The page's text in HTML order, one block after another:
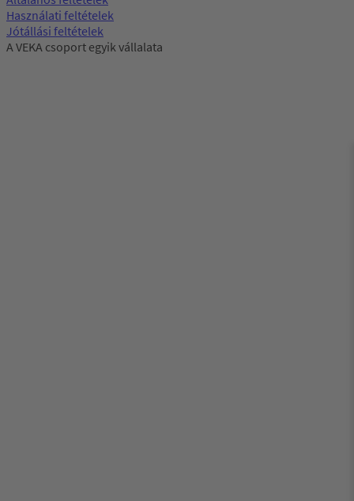
Használati feltételek
Jótállási feltételek
A VEKA csoport egyik vállalata